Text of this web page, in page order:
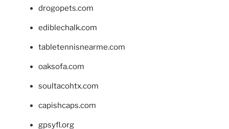
drogopets.com
ediblechalk.com
tabletennisnearme.com
oaksofa.com
soultacohtx.com
capishcaps.com
gpsyfl.org